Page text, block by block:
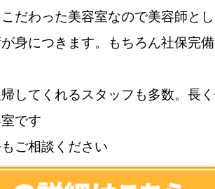
だわった美容室なので美容師と
身につきます。もちろん社保完
してくれるスタッフも多数。長
です
ご相談ください